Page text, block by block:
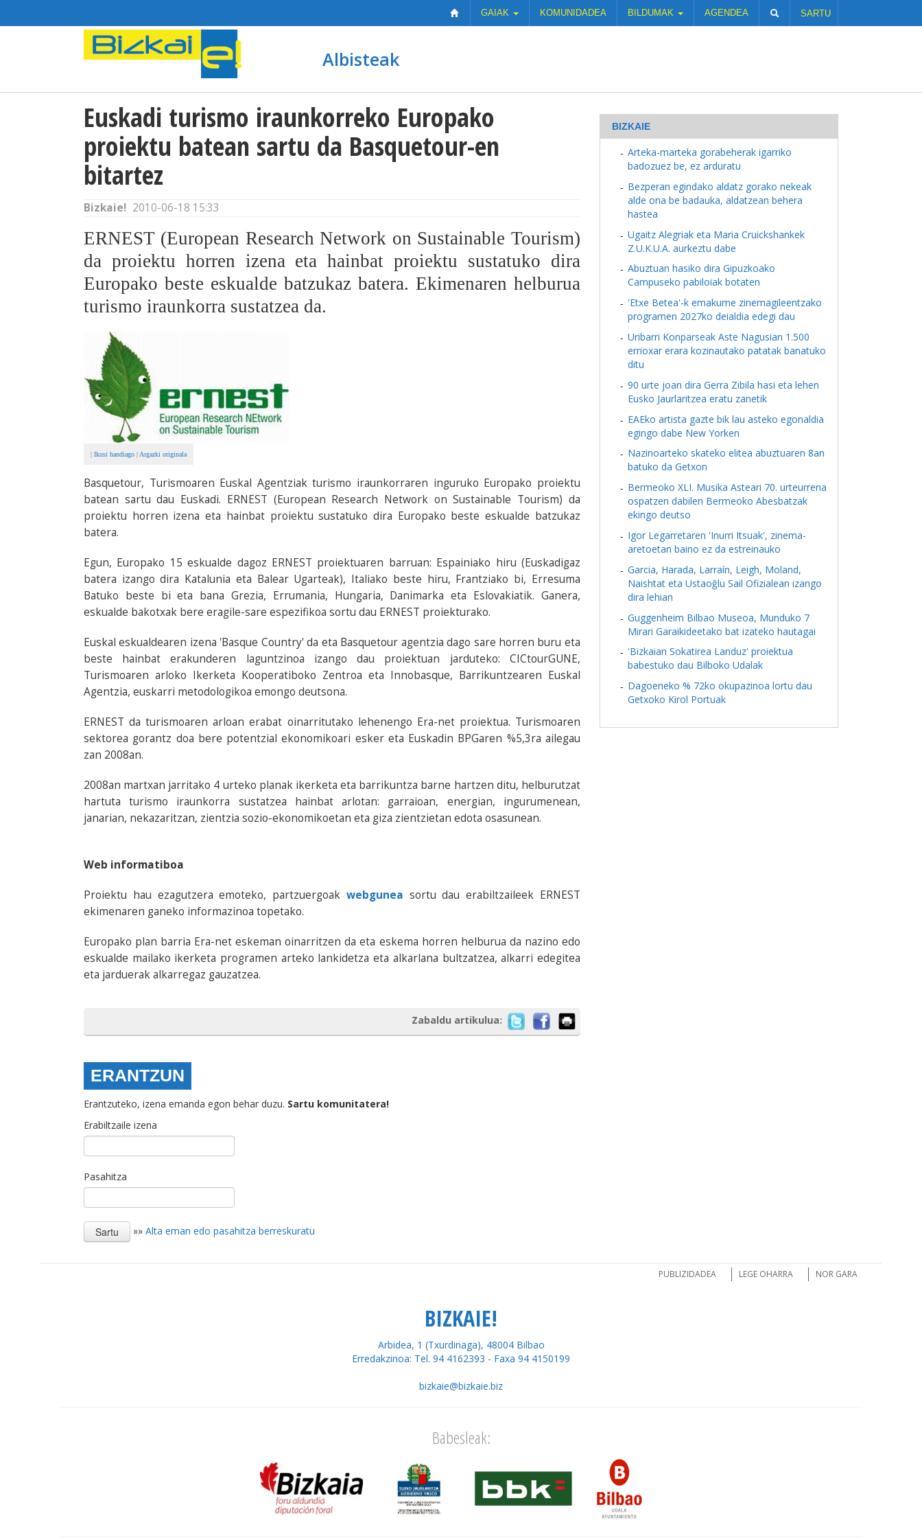
GAIAK KOMUNIDADEA BILDUMAK AGENDEA SARTU
Albisteak
Euskadi turismo iraunkorreko Europako
proiektu batean sartu da Basquetour-en
bitartez
Bizkaie! 2010-06-18 15:33
ERNEST (European Research Network on Sustainable Tourism)
da proiektu horren izena eta hainbat proiektu sustatuko dira
Europako beste eskualde batzukaz batera. Ekimenaren helburua
turismo iraunkorra sustatzea da.
| Ikusi handiago | Argazki originala
Basquetour, Turismoaren Euskal Agentziak turismo iraunkorraren inguruko Europako proiektu
batean sartu dau Euskadi. ERNEST (European Research Network on Sustainable Tourism) da
proiektu horren izena eta hainbat proiektu sustatuko dira Europako beste eskualde batzukaz
batera.
Egun, Europako 15 eskualde dagoz ERNEST proiektuaren barruan: Espainiako hiru (Euskadigaz
batera izango dira Katalunia eta Balear Ugarteak), Italiako beste hiru, Frantziako bi, Erresuma
Batuko beste bi eta bana Grezia, Errumania, Hungaria, Danimarka eta Eslovakiatik. Ganera,
eskualde bakotxak bere eragile-sare espezifikoa sortu dau ERNEST proiekturako.
Euskal eskualdearen izena 'Basque Country' da eta Basquetour agentzia dago sare horren buru eta
beste hainbat erakunderen laguntzinoa izango dau proiektuan jarduteko: CICtourGUNE,
Turismoaren arloko Ikerketa Kooperatiboko Zentroa eta Innobasque, Barrikuntzearen Euskal
Agentzia, euskarri metodologikoa emongo deutsona.
ERNEST da turismoaren arloan erabat oinarritutako lehenengo Era-net proiektua. Turismoaren
sektorea gorantz doa bere potentzial ekonomikoari esker eta Euskadin BPGaren %5,3ra ailegau
zan 2008an.
2008an martxan jarritako 4 urteko planak ikerketa eta barrikuntza barne hartzen ditu, helburutzat
hartuta turismo iraunkorra sustatzea hainbat arlotan: garraioan, energian, ingurumenean,
janarian, nekazaritzan, zientzia sozio-ekonomikoetan eta giza zientzietan edota osasunean.
Web informatiboa
Proiektu hau ezagutzera emoteko, partzuergoak webgunea sortu dau erabiltzaileek ERNEST
ekimenaren ganeko informazinoa topetako.
Europako plan barria Era-net eskeman oinarritzen da eta eskema horren helburua da nazino edo
eskualde mailako ikerketa programen arteko lankidetza eta alkarlana bultzatzea, alkarri edegitea
eta jarduerak alkarregaz gauzatzea.
Zabaldu artikulua:
ERANTZUN
Erantzuteko, izena emanda egon behar duzu. Sartu komunitatera!
Erabiltzaile izena
Pasahitza
»» Alta eman edo pasahitza berreskuratu
BIZKAIE
Arteka-marteka gorabeherak igarriko
badozuez be, ez arduratu
Bezperan egindako aldatz gorako nekeak
alde ona be badauka, aldatzean behera
hastea
Ugaitz Alegriak eta Maria Cruickshankek
Z.U.K.U.A. aurkeztu dabe
Abuztuan hasiko dira Gipuzkoako
Campuseko pabiloiak botaten
'Etxe Betea'-k emakume zinemagileentzako
programen 2027ko deialdia edegi dau
Uribarri Konparseak Aste Nagusian 1.500
errioxar erara kozinautako patatak banatuko
ditu
90 urte joan dira Gerra Zibila hasi eta lehen
Eusko Jaurlaritzea eratu zanetik
EAEko artista gazte bik lau asteko egonaldia
egingo dabe New Yorken
Nazinoarteko skateko elitea abuztuaren 8an
batuko da Getxon
Bermeoko XLI. Musika Asteari 70. urteurrena
ospatzen dabilen Bermeoko Abesbatzak
ekingo deutso
Igor Legarretaren 'Inurri Itsuak', zinema-
aretoetan baino ez da estreinauko
Garcia, Harada, Larraín, Leigh, Moland,
Naishtat eta Ustaoğlu Sail Ofizialean izango
dira lehian
Guggenheim Bilbao Museoa, Munduko 7
Mirari Garaikideetako bat izateko hautagai
'Bizkaian Sokatirea Landuz' proiektua
babestuko dau Bilboko Udalak
Dagoeneko % 72ko okupazinoa lortu dau
Getxoko Kirol Portuak
NOR GARA
LEGE OHARRA
PUBLIZIDADEA
BIZKAIE!
Arbidea, 1 (Txurdinaga), 48004 Bilbao
Erredakzinoa: Tel. 94 4162393 - Faxa 94 4150199
bizkaie@bizkaie.biz
Babesleak: